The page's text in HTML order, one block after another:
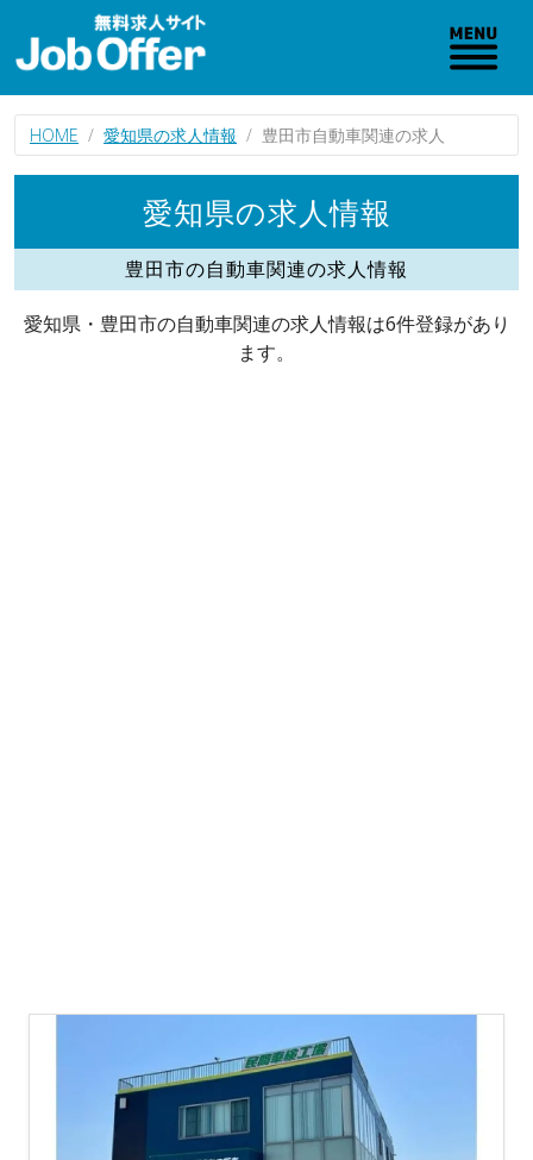
HOME 愛知県の求人情報 豊田市自動車関連の求人
愛知県の求人情報
豊田市の自動車関連の求人情報
愛知県・豊田市の自動車関連の求人情報は6件登録があり
ます。